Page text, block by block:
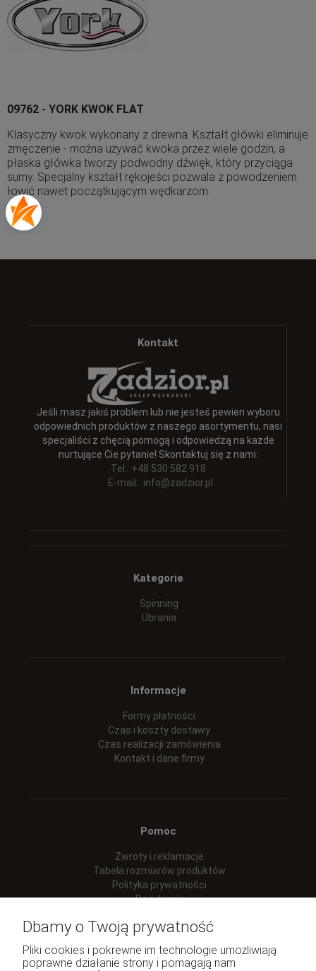
09762 - YORK KWOK FLAT
Klasyczny kwok wykonany z drewna. Kształt główki eliminuje
zmęczenie - można używać kwoka przez wiele godzin, a
płaska główka tworzy podwodny dźwięk, który przyciąga
sumy. Specjalny kształt rękojeści pozwala z powodzeniem
łowić nawet początkującym wędkarzom.
Kontakt
Jeśli masz jakiś problem lub nie jesteś pewien wyboru
odpowiednich produktów z naszego asortymentu, nasi
specjaliści z chęcią pomogą i odpowiedzą na każde
nurtujące Cie pytanie! Skontaktuj się z nami:
Tel.: +48 530 582 918
E-mail: info@zadzior.pl
Kategorie
Spinning
Ubrania
Informacje
Formy płatności
Czas i koszty dostawy
Czas realizacji zamówienia
Kontakt i dane firmy
Pomoc
Zwroty i reklamacje
Tabela rozmiarów produktów
Polityka prywatności
Regulamin
Dbamy o Twoją prywatność
Pliki cookies i pokrewne im technologie umożliwiają
poprawne działanie strony i pomagają nam